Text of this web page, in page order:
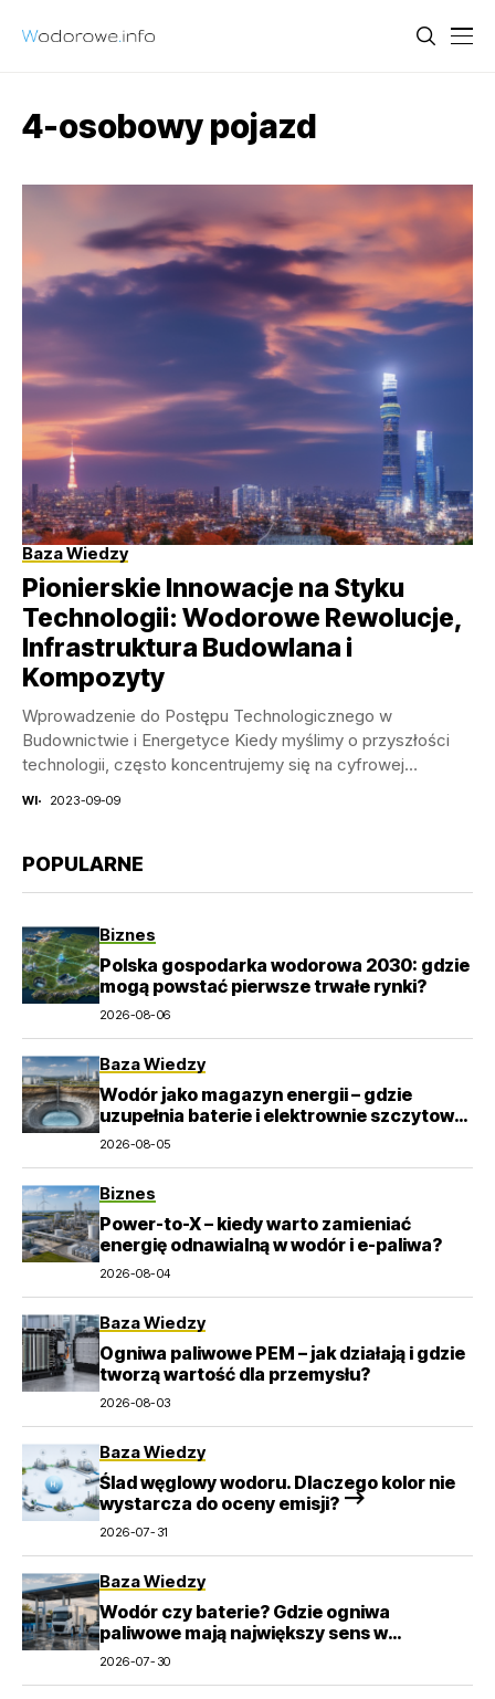
4-osobowy pojazd
Baza Wiedzy
Pionierskie Innowacje na Styku
Technologii: Wodorowe Rewolucje,
Infrastruktura Budowlana i
Kompozyty
Wprowadzenie do Postępu Technologicznego w
Budownictwie i Energetyce Kiedy myślimy o przyszłości
technologii, często koncentrujemy się na cyfrowej
WI 2023-09-09
POPULARNE
Biznes
Polska gospodarka wodorowa 2030: gdzie
mogą powstać pierwsze trwałe rynki?
2026-08-06
Baza Wiedzy
Wodór jako magazyn energii – gdzie
uzupełnia baterie i elektrownie szczytowo-
pompowe?
2026-08-05
Biznes
Power-to-X – kiedy warto zamieniać
energię odnawialną w wodór i e-paliwa?
2026-08-04
Baza Wiedzy
Ogniwa paliwowe PEM – jak działają i gdzie
tworzą wartość dla przemysłu?
2026-08-03
Baza Wiedzy
Ślad węglowy wodoru. Dlaczego kolor nie
wystarcza do oceny emisji? –>
2026-07-31
Baza Wiedzy
Wodór czy baterie? Gdzie ogniwa
paliwowe mają największy sens w
transporcie
2026-07-30